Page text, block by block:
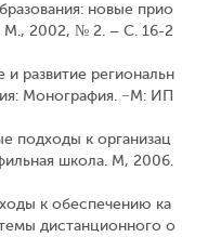
новые прио
М., 2002, № 2. – С. 16-2
развитие региональн
Монография. −М: ИП
подходы к организац
школа. М, 2006.
к обеспечению ка
дистанционного о